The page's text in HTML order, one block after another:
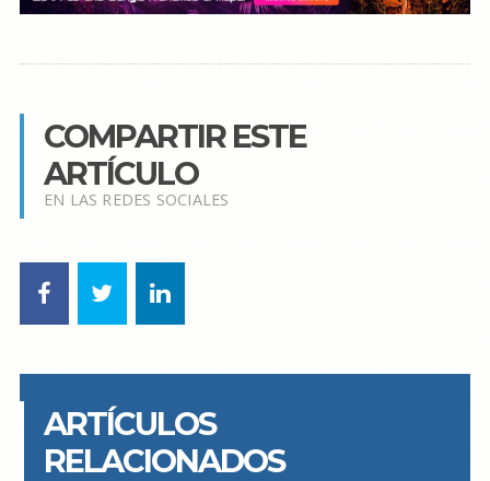
COMPARTIR ESTE
ARTÍCULO
EN LAS REDES SOCIALES
ARTÍCULOS
RELACIONADOS